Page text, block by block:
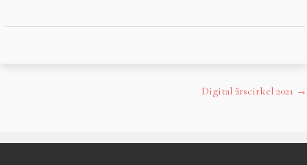
Digital årscirkel 2021 →